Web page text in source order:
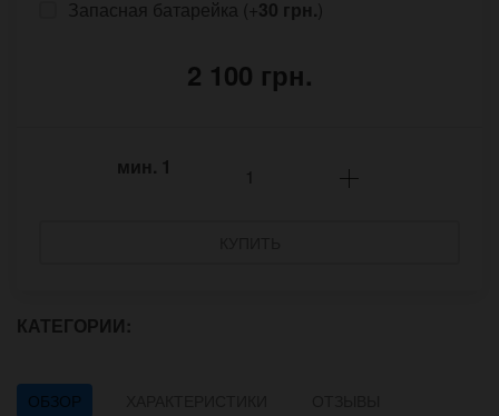
Запасная батарейка (+30 грн.)
2 100 грн.
мин. 1
КАТЕГОРИИ:
ОБЗОР